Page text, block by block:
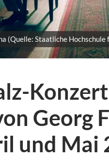
(Quelle: Staatliche
Georg
und Mai